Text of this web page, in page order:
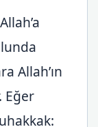
Allah’ın
Eğer